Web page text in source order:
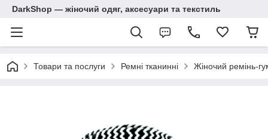
DarkShop — жіночий одяг, аксесуари та текстиль
Товари та послуги Ремні тканинні Жіночий ремінь-